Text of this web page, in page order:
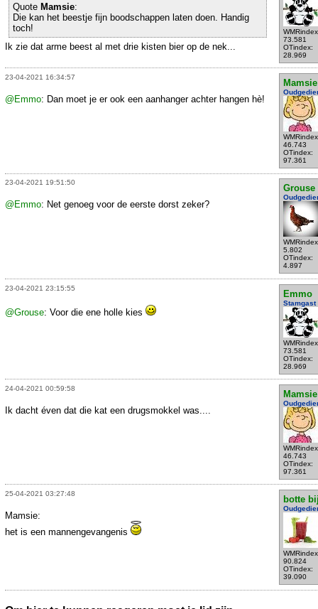
73.581
OTindex:
28.969
Quote Mamsie:
Die kan het beestje fijn boodschappen laten doen. Handig
toch!
Ik zie dat arme beest al met drie kisten bier op de nek...
23-04-2021 16:34:57
Mamsie
46.743
OTindex:
97.361
@Emmo: Dan moet je er ook een aanhanger achter hangen hè!
23-04-2021 19:51:50
Grouse
5.802
OTindex:
4.897
@Emmo: Net genoeg voor de eerste dorst zeker?
23-04-2021 23:15:55
Emmo
Stamgast
73.581
OTindex:
28.969
@Grouse: Voor die ene holle kies
24-04-2021 00:59:58
Mamsie
46.743
OTindex:
97.361
Ik dacht éven dat die kat een drugsmokkel was....
25-04-2021 03:27:48
botte
90.824
OTindex:
39.090
Mamsie:
het is een mannengevangenis